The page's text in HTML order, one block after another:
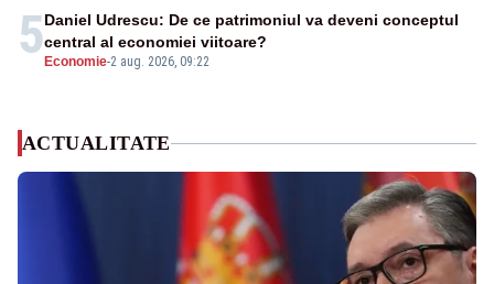
5 Economie-2 aug. 2026, 09:22
Daniel Udrescu: De ce patrimoniul va deveni conceptul
central al economiei viitoare?
ACTUALITATE